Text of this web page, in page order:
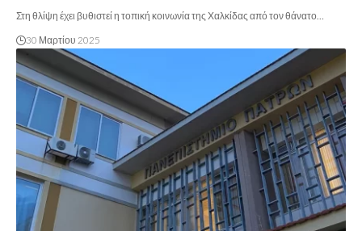
Στη θλίψη έχει βυθιστεί η τοπική κοινωνία της Χαλκίδας από τον θάνατο…
30 Μαρτίου 2025